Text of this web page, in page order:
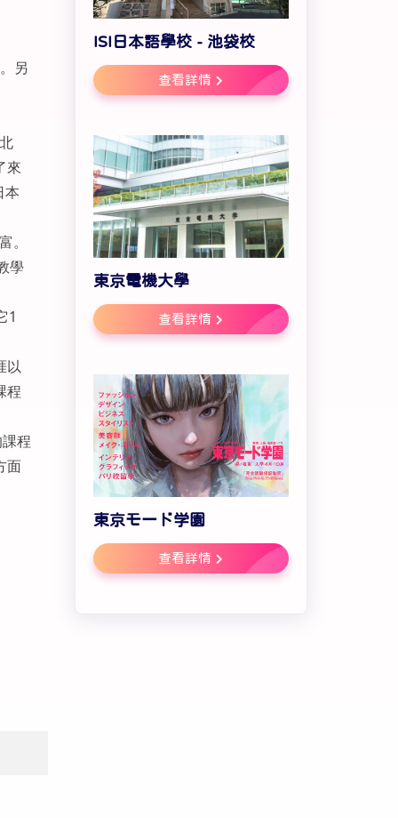
另
來
本
。
學
1
以
程
程
面
ISI日本語學校 - 池袋校
查看詳情
東京電機大學
查看詳情
東京モード学園
查看詳情